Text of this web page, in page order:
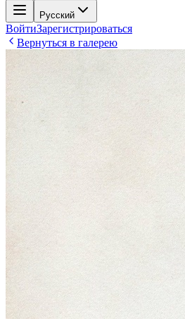
Русский
ВойтиЗарегистрироваться
Вернуться в галерею